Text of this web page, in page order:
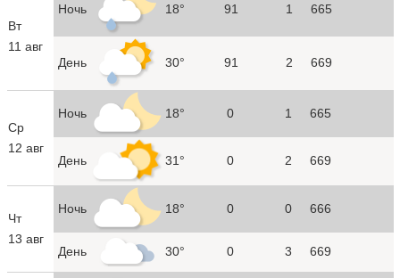
Вт
11 авг
Ночь 18° 91 1 665
День 30° 91 2 669
Ср
12 авг
Ночь 18° 0 1 665
День 31° 0 2 669
Чт
13 авг
Ночь 18° 0 0 666
День 30° 0 3 669